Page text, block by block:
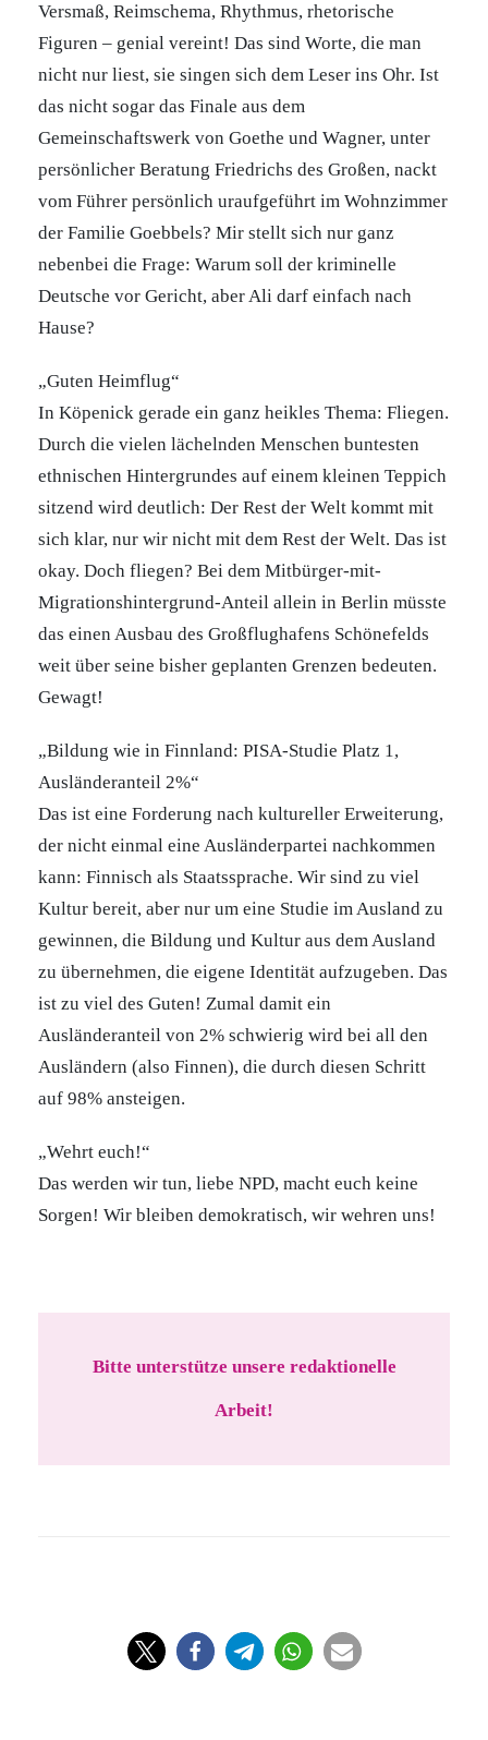
Versmaß, Reimschema, Rhythmus, rhetorische
Figuren – genial vereint! Das sind Worte, die man
nicht nur liest, sie singen sich dem Leser ins Ohr. Ist
das nicht sogar das Finale aus dem
Gemeinschaftswerk von Goethe und Wagner, unter
persönlicher Beratung Friedrichs des Großen, nackt
vom Führer persönlich uraufgeführt im Wohnzimmer
der Familie Goebbels? Mir stellt sich nur ganz
nebenbei die Frage: Warum soll der kriminelle
Deutsche vor Gericht, aber Ali darf einfach nach
Hause?
„Guten Heimflug“
In Köpenick gerade ein ganz heikles Thema: Fliegen.
Durch die vielen lächelnden Menschen buntesten
ethnischen Hintergrundes auf einem kleinen Teppich
sitzend wird deutlich: Der Rest der Welt kommt mit
sich klar, nur wir nicht mit dem Rest der Welt. Das ist
okay. Doch fliegen? Bei dem Mitbürger-mit-
Migrationshintergrund-Anteil allein in Berlin müsste
das einen Ausbau des Großflughafens Schönefelds
weit über seine bisher geplanten Grenzen bedeuten.
Gewagt!
„Bildung wie in Finnland: PISA-Studie Platz 1,
Ausländeranteil 2%“
Das ist eine Forderung nach kultureller Erweiterung,
der nicht einmal eine Ausländerpartei nachkommen
kann: Finnisch als Staatssprache. Wir sind zu viel
Kultur bereit, aber nur um eine Studie im Ausland zu
gewinnen, die Bildung und Kultur aus dem Ausland
zu übernehmen, die eigene Identität aufzugeben. Das
ist zu viel des Guten! Zumal damit ein
Ausländeranteil von 2% schwierig wird bei all den
Ausländern (also Finnen), die durch diesen Schritt
auf 98% ansteigen.
„Wehrt euch!“
Das werden wir tun, liebe NPD, macht euch keine
Sorgen! Wir bleiben demokratisch, wir wehren uns!
Bitte unterstütze unsere redaktionelle
Arbeit!